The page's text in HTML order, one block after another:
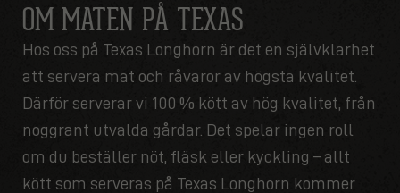
OM MATEN PÅ TEXAS
Hos oss på Texas Longhorn är det en självklarhet
att servera mat och råvaror av högsta kvalitet.
Därför serverar vi 100 % kött av hög kvalitet, från
noggrant utvalda gårdar. Det spelar ingen roll
om du beställer nöt, fläsk eller kyckling – allt
kött som serveras på Texas Longhorn kommer